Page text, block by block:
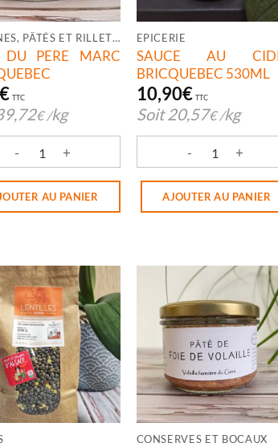
TERRINES, PÂTÉS ET RILLETTES
DU PERE MARC
TTC
€ /kg
de PATE DU PERE MARC BRICQUEBEC
AU PANIER
EPICERIE
SAUCE AU
BRICQUEBEC 530ML
10,90€ TTC
Soit 20,57€ /kg
quantité de SAUCE AU
AJOUTER AU PANIER
CONSERVES ET BOCAUX